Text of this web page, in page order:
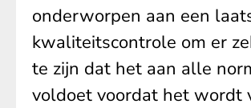
onderworpen aan een
kwaliteitscontrole om er
te zijn dat het aan alle
voldoet voordat het wordt